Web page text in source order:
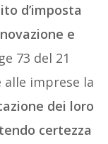
d’imposta
e
73 del 21
alle imprese la
dei loro
certezza